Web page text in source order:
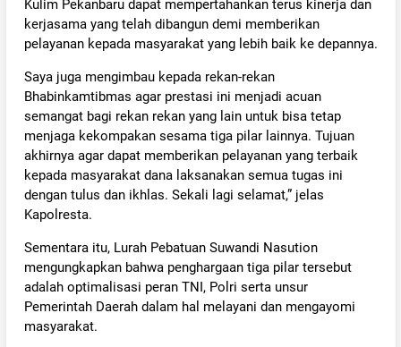
Kulim Pekanbaru dapat mempertahankan terus kinerja dan
kerjasama yang telah dibangun demi memberikan
pelayanan kepada masyarakat yang lebih baik ke depannya.
Saya juga mengimbau kepada rekan-rekan
Bhabinkamtibmas agar prestasi ini menjadi acuan
semangat bagi rekan rekan yang lain untuk bisa tetap
menjaga kekompakan sesama tiga pilar lainnya. Tujuan
akhirnya agar dapat memberikan pelayanan yang terbaik
kepada masyarakat dana laksanakan semua tugas ini
dengan tulus dan ikhlas. Sekali lagi selamat,” jelas
Kapolresta.
Sementara itu, Lurah Pebatuan Suwandi Nasution
mengungkapkan bahwa penghargaan tiga pilar tersebut
adalah optimalisasi peran TNI, Polri serta unsur
Pemerintah Daerah dalam hal melayani dan mengayomi
masyarakat.